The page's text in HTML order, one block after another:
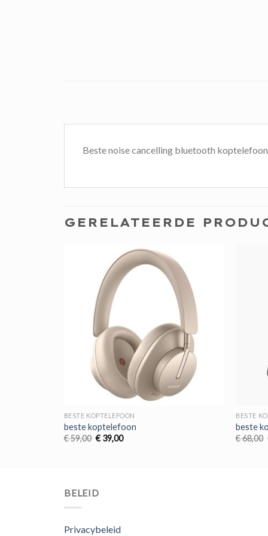
Beste noise cancelling bluetooth
GERELATEERDE
BESTE KOPTELEFOON
beste koptelefoon
€59,00 Oorspronkelijke
€39,00Huidige
BESTE
beste
€68,00
BELEID
Privacybeleid